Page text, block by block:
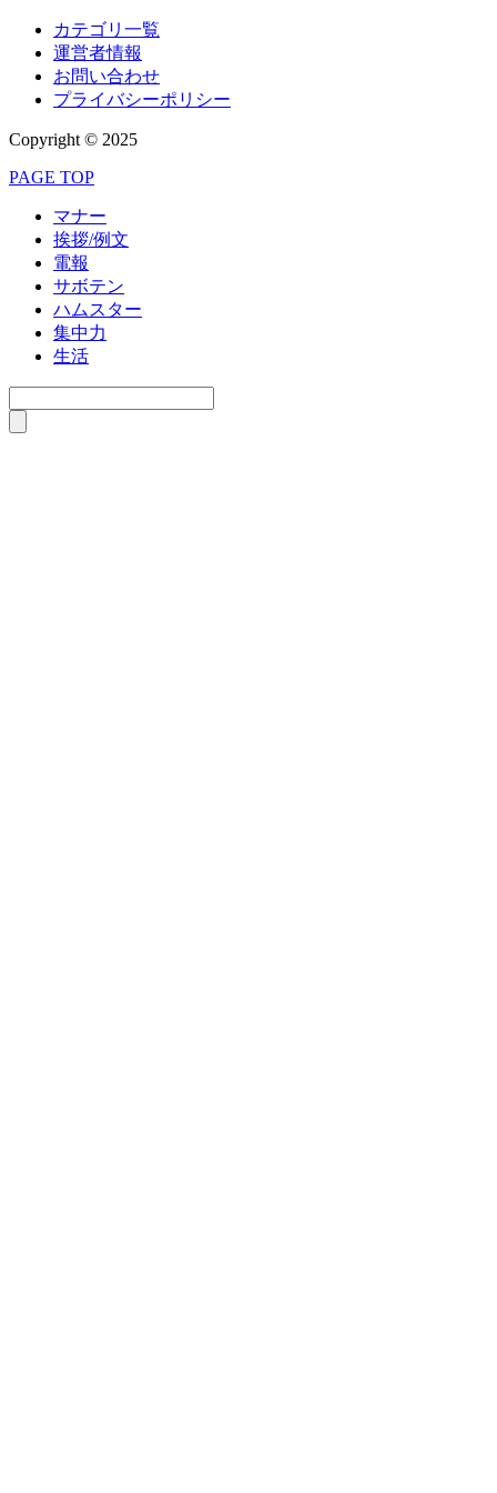
カテゴリ一覧
運営者情報
お問い合わせ
プライバシーポリシー
Copyright © 2025
PAGE TOP
マナー
挨拶/例文
電報
サボテン
ハムスター
集中力
生活